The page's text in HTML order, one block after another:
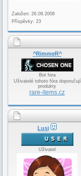
Založen: 26.09.2008
Příspěvky: 23
^RimmeR^
Bot fora
Uživatelé tohoto fóra doporučují
produkty
rare-items.cz
Lusi
Uživatel